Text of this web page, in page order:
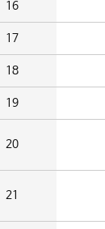
16
17
18
19
20
21